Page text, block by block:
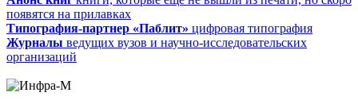
появятся на прилавках
Типография-партнер «Паблит» цифровая типография
Журналы ведущих вузов и научно-исследовательских
организаций